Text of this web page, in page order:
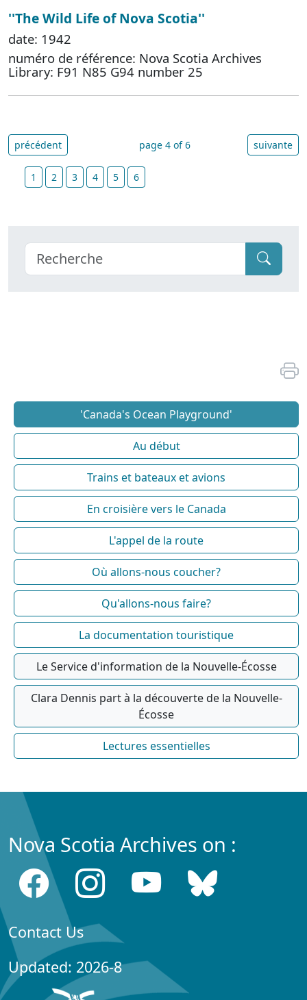
''The Wild Life of Nova Scotia''
date: 1942
numéro de référence: Nova Scotia Archives
Library: F91 N85 G94 number 25
précédent page 4 of 6 suivante
1 2 3 4 5 6
'Canada's Ocean Playground'
Au début
Trains et bateaux et avions
En croisière vers le Canada
L'appel de la route
Où allons-nous coucher?
Qu'allons-nous faire?
La documentation touristique
Le Service d'information de la Nouvelle-Écosse
Clara Dennis part à la découverte de la Nouvelle-
Écosse
Lectures essentielles
Nova Scotia Archives on :
Contact Us
Updated: 2026-8